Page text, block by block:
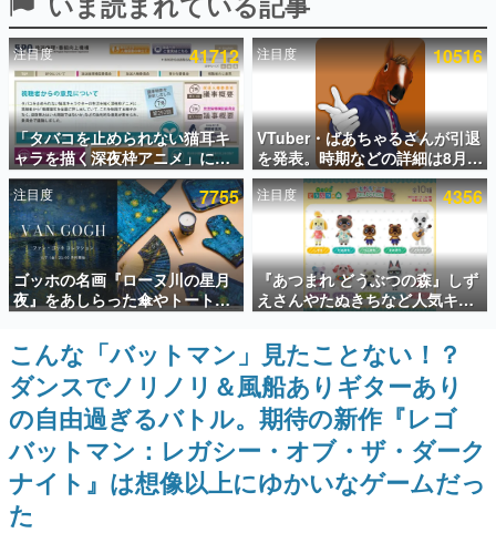
SNS拡散数が数千以上！ ページビュー数万以上！ などな
ど。多くの人々に読まれた、電ファミ渾身の“殿堂入り”記
事をまとめました。
ゲームの企画書
名作ゲームクリエイターの方々に製作時のエピソードをお
聞きし、ヒットする企画（ゲーム）とは何か？を探ってい
きます。
赫本
この物語を解いてはいけない。『赫本』は、〈試験問題〉
の形をした短編ホラー小説集です。
新世代に訊く
これからのデジタルゲーム市場を担う若きクリエイター達
の姿を追い、彼らのルーツと情熱を探っていきます。
ゲーム世代の作家たち
ゲームに多大な影響を受けた作家さんに取材し、ゲームが
日本のコンテンツ産業やカルチャーに与えた影響を探る企
画です。
日本モバイルゲーム産業史
日本のモバイルゲーム史における主要なトピック・タイト
ルを網羅するほか、開発者へのインタビューや識者による
解説を掲載。約20年の歴史が一望できる決定版！
注目度 41712
「タバコを止められない猫耳キ
ャラを描く深夜枠アニメ」に視
聴者の一部から批判意見。違法
薬物の使用と思しき描写も含め
て、BPOが議論を交わす
注目度 10516
VTuber・ばあちゃるさんが引退
を発表。時期などの詳細は8月9
日15時からの配信で説明
注目度 7755
ゴッホの名画『ローヌ川の星月
夜』をあしらった傘やトートバ
ッグなどが登場。8月7日21時よ
り2日間限定で予約販売
注目度 4356
『あつまれ どうぶつの森』しず
えさんやたぬきちなど人気キャ
ラクターのフロッキードールが9
月に発売開始。「とたけけ」や
「ちゃちゃまる」も
こんな「バットマン」見たことない！？
ダンスでノリノリ＆風船ありギターあり
の自由過ぎるバトル。期待の新作『レゴ
バットマン：レガシー・オブ・ザ・ダーク
ナイト』は想像以上にゆかいなゲームだっ
た